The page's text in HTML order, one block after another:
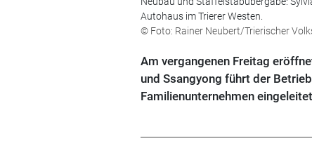
Autohaus im Trierer Westen.
© Foto: Rainer Neubert/Trierischer
Am vergangenen Freitag
und Ssangyong führt der
Familienunternehmen